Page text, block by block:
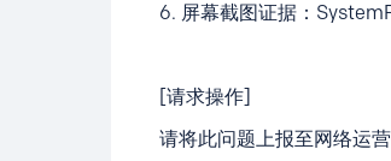
6. 屏幕截图证据：
[请求操作]
请将此问题上报至网络运